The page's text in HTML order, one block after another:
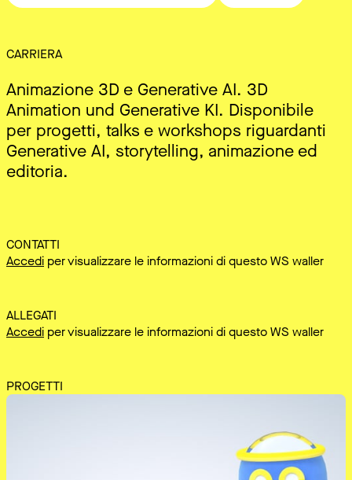
CARRIERA
Animazione 3D e Generative AI. 3D
Animation und Generative KI. Disponibile
per progetti, talks e workshops riguardanti
Generative AI, storytelling, animazione ed
editoria.
CONTATTI
Accedi per visualizzare le informazioni di questo WS waller
ALLEGATI
Accedi per visualizzare le informazioni di questo WS waller
PROGETTI